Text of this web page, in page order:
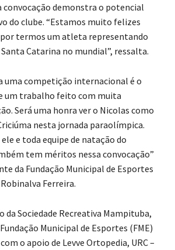
convocação demonstra o potencial
do clube. “Estamos muito felizes
termos um atleta representando
Catarina no mundial”, ressalta.
uma competição internacional é o
um trabalho feito com muita
Será uma honra ver o Nicolas como
nesta jornada paraolímpica.
e toda equipe de natação do
tem méritos nessa convocação”
da Fundação Municipal de Esportes
Ferreira.
da Sociedade Recreativa Mampituba,
Municipal de Esportes (FME)
o apoio de Levve Ortopedia, URC –